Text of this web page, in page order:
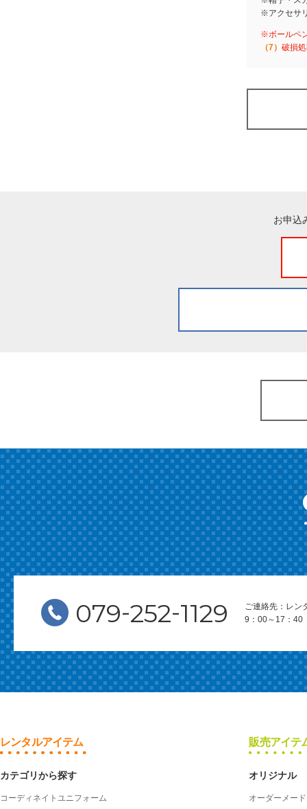
※アクセサ
※ボールペ
（7） 破損
お申込
079-252-1129
ご連絡先：レン
9：00～17：
レンタルアイテム
カテゴリから探す
コーディネイトユニフォーム
販売アイテ
オリジナル
オーダーメー